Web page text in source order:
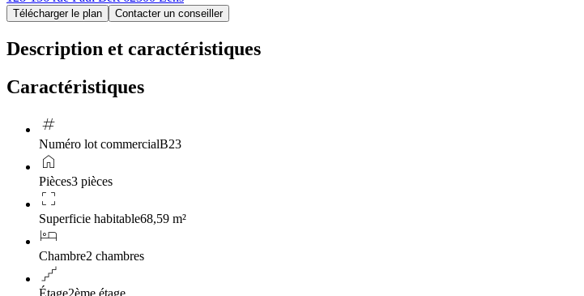
Télécharger le plan Contacter un conseiller
Description et caractéristiques
Caractéristiques
tag
Numéro lot commercialB23
home
Pièces3 pièces
crop_free
Superficie habitable68,59 m²
hotel
Chambre2 chambres
floor
Étage2ème étage